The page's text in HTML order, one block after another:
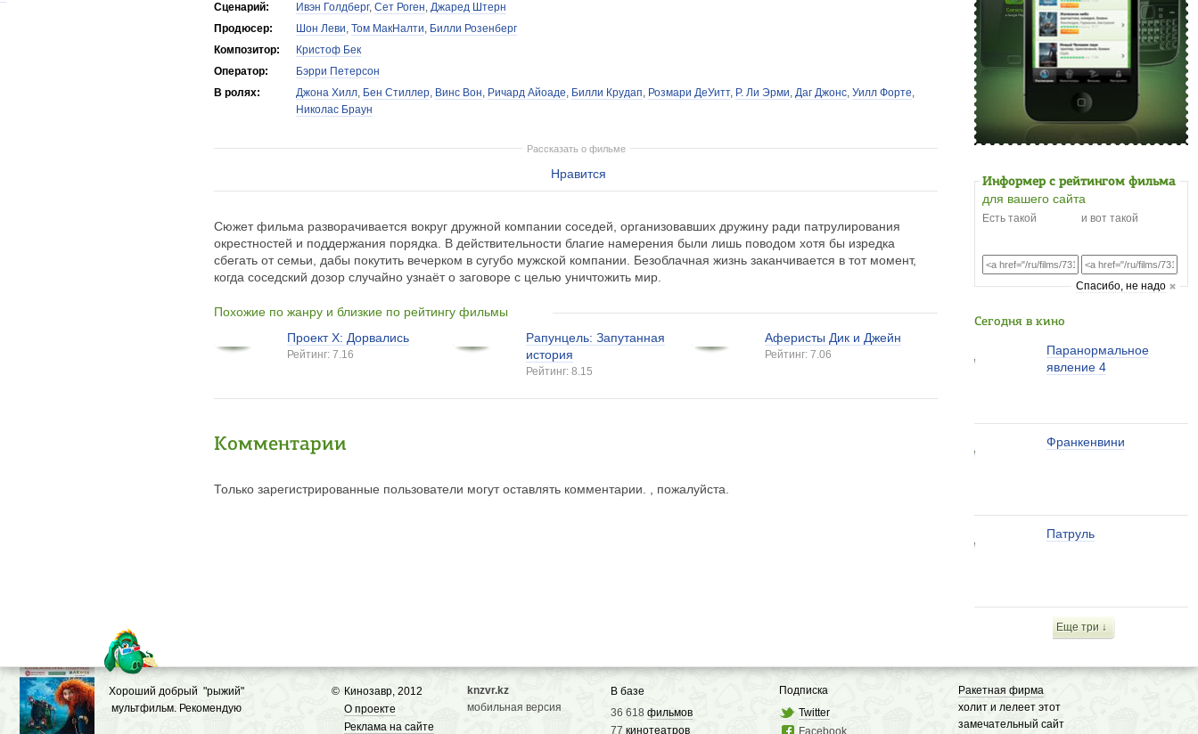
Сценарий:
Ивэн Голдберг,Сет Роген,Джаред Штерн
Продюсер:
Шон Леви,Том МакНалти, Билли Розенберг
Композитор:
Кристоф Бек
Оператор:
Бэрри Петерсон
В ролях:
Джона Хилл, Бен Стиллер, Винс Вон, Ричард Айоаде, Билли Крудап, Розмари ДеУитт, Р. Ли Эрми,Даг Джонс,Уилл Форте,
Николас Браун
Рассказать о фильме
Нравится
Сюжет фильма разворачивается вокруг дружной компании соседей, организовавших дружину ради патрулирования
окрестностей и поддержания порядка. В действительности благие намерения были лишь поводом хотя бы изредка
сбегать от семьи, дабы покутить вечерком в сугубо мужской компании. Безоблачная жизнь заканчивается в тот момент,
когда соседский дозор случайно узнаёт о заговоре с целью уничтожить мир.
Похожие по жанру и близкие по рейтингу фильмы
Проект X: Дорвались
Рейтинг: 7.16
Рапунцель: Запутанная
история
Рейтинг: 8.15
Аферисты Дик и Джейн
Рейтинг: 7.06
Комментарии
Только зарегистрированные пользователи могут оставлять комментарии. , пожалуйста.
Информер с рейтингом фильма
для вашего сайта
Есть такой и вот такой
Cпасибо, не надо
Сегодня в кино
Паранормальное
явление 4
Франкенвини
Патруль
Еще три ↓
© Кинозавр, 2012
О проекте
Реклама на сайте
Хороший добрый "рыжий"
мультфильм. Рекомендую
knzvr.kz
мобильная версия
В базе
36 618фильмов
77кинотеатров
Подписка
Twitter
Facebook
Ракетная фирма
холит и лелеет этот
замечательный сайт